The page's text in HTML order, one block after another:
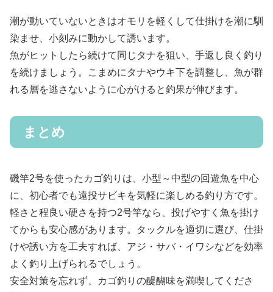
潮が動いていないときはオモリを軽くして仕掛けを潮に馴
染ませ、小刻みに動かして誘います。
魚がヒットしたら続けて同じタナを狙い、手返し良く釣り
を続けましょう。こまめにタナやウキ下を調整し、魚が群
れる層を逃さないように心がけると釣果が伸びます。
まとめ
磯竿2号を使ったカゴ釣りは、小型～中型の回遊魚を中心
に、初心者でも遠投サビキを気軽に楽しめる釣り方です。
軽さと程良い硬さを持つ2号竿なら、投げやすく魚を掛け
てからも安心感があります。タックルを適切に選び、仕掛
けや誘い方を工夫すれば、アジ・サバ・イワシなどを効率
よく釣り上げられるでしょう。
安全対策を忘れず、カゴ釣りの醍醐味を満喫してくださ